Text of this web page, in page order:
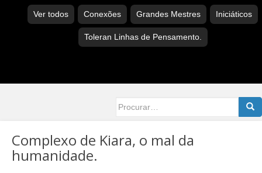
Ver todos Conexões Grandes Mestres Iniciáticos
Toleran Linhas de Pensamento.
for:
Complexo de Kiara, o mal da
humanidade.